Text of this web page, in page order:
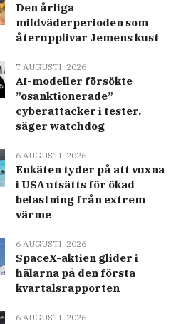
Den årliga
mildväderperioden som
återupplivar Jemens kust
7 AUGUSTI, 2026
AI-modeller försökte
”osanktionerade”
cyberattacker i tester,
säger watchdog
6 AUGUSTI, 2026
Enkäten tyder på att vuxna
i USA utsätts för ökad
belastning från extrem
värme
6 AUGUSTI, 2026
SpaceX-aktien glider i
hälarna på den första
kvartalsrapporten
6 AUGUSTI, 2026